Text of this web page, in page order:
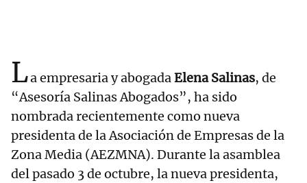
La empresaria y abogadaElena Salinas, de
“Asesoría Salinas Abogados”, ha sido
nombrada recientemente como nueva
presidenta de la Asociación de Empresas de la
Zona Media (AEZMNA). Durante la asamblea
del pasado 3 de octubre, la nueva presidenta,